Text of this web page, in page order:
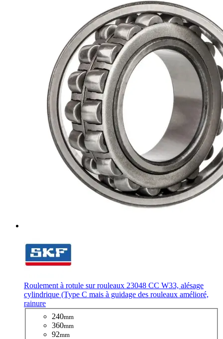
Roulement à rotule sur rouleaux 23048 CC W33, alésage
cylindrique (Type C mais à guidage des rouleaux amélioré,
rainure
240mm
360mm
92mm